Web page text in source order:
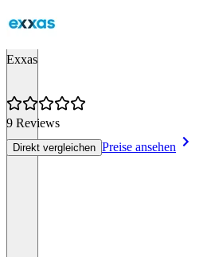
Exxas
9 Reviews
Direkt vergleichen Preise ansehen